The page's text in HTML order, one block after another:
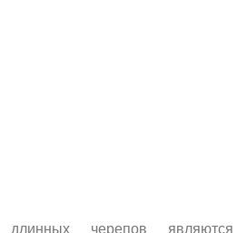
черепов являются